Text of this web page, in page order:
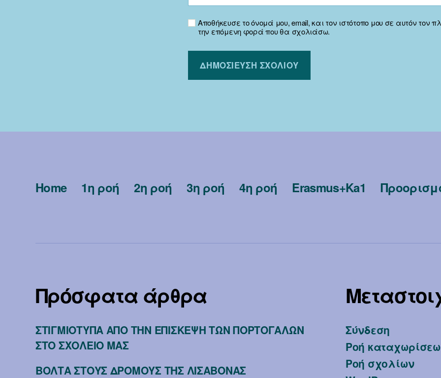
Αποθήκευσε το όνομά μου, email, και τον ιστότοπο μου σε αυτόν τον
την επόμενη φορά που θα σχολιάσω.
Home 1η ροή 2η ροή 3η ροή 4η ροή Erasmus+Ka1
Πρόσφατα άρθρα
ΣΤΙΓΜΙΟΤΥΠΑ ΑΠΟ ΤΗΝ ΕΠΙΣΚΕΨΗ ΤΩΝ ΠΟΡΤΟΓΑΛΩΝ
ΣΤΟ ΣΧΟΛΕΙΟ ΜΑΣ
ΒΟΛΤΑ ΣΤΟΥΣ ΔΡΟΜΟΥΣ ΤΗΣ ΛΙΣΑΒΟΝΑΣ
Σύνδεση
Ροή
Ροή σχολίων